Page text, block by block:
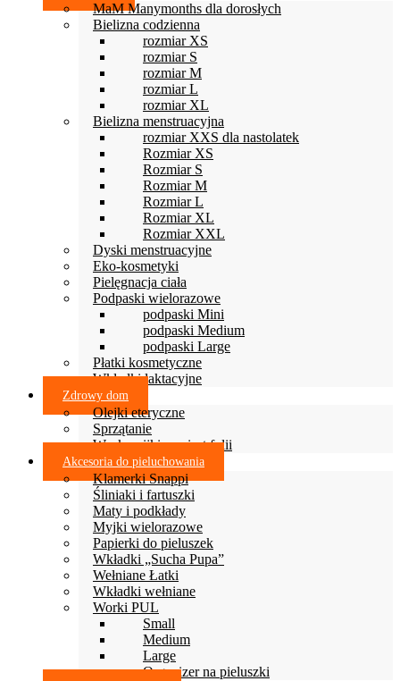
MaM Manymonths dla dorosłych
Bielizna codzienna
rozmiar XS
rozmiar S
rozmiar M
rozmiar L
rozmiar XL
Bielizna menstruacyjna
rozmiar XXS dla nastolatek
Rozmiar XS
Rozmiar S
Rozmiar M
Rozmiar L
Rozmiar XL
Rozmiar XXL
Dyski menstruacyjne
Eko-kosmetyki
Pielęgnacja ciała
Podpaski wielorazowe
podpaski Mini
podpaski Medium
podpaski Large
Płatki kosmetyczne
Wkładki laktacyjne
Zdrowy dom
Olejki eteryczne
Sprzątanie
Woskowijki zamiast folii
Akcesoria do pieluchowania
Klamerki Snappi
Śliniaki i fartuszki
Maty i podkłady
Myjki wielorazowe
Papierki do pieluszek
Wkładki „Sucha Pupa”
Wełniane Łatki
Wkładki wełniane
Worki PUL
Small
Medium
Large
Organizer na pieluszki